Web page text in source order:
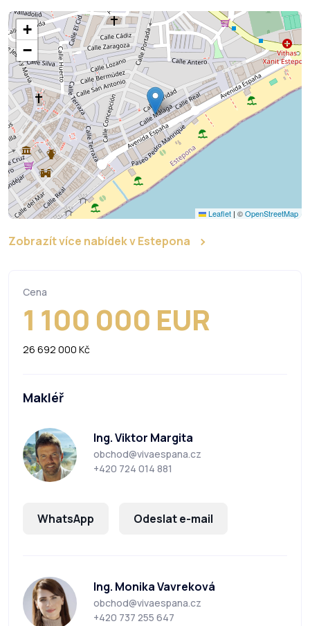
+
−
Leaflet | ©OpenStreetMap
Zobrazít více nabídek v Estepona
Cena
1 100 000 EUR
26 692 000 Kč
Makléř
Ing. Viktor Margita
obchod@vivaespana.cz
+420 724 014 881
WhatsApp Odeslat e-mail
Ing. Monika Vavreková
obchod@vivaespana.cz
+420 737 255 647